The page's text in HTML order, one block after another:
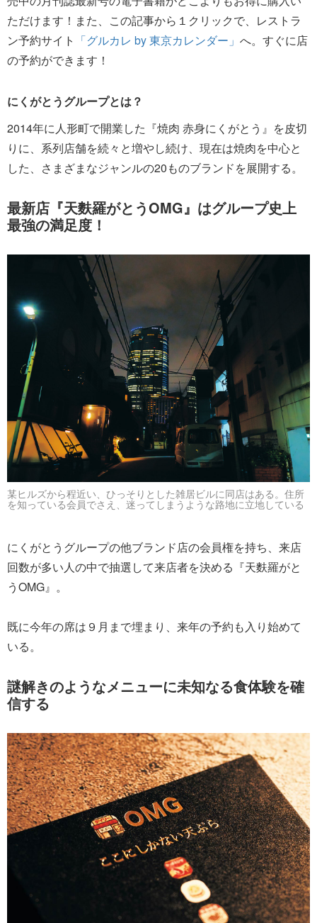
ただけます！また、この記事から１クリックで、レストラ
ン予約サイト 「グルカレ by 東京カレンダー」 へ。すぐに店
の予約ができます！
にくがとうグループとは？
2014年に人形町で開業した『焼肉 赤身にくがとう』を皮切
りに、系列店舗を続々と増やし続け、現在は焼肉を中心と
した、さまざまなジャンルの20ものブランドを展開する。
最新店『天麩羅がとうOMG』はグループ史上
最強の満足度！
某ヒルズから程近い、ひっそりとした雑居ビルに同店はある。住所
を知っている会員でさえ、迷ってしまうような路地に立地している
にくがとうグループの他ブランド店の会員権を持ち、来店
回数が多い人の中で抽選して来店者を決める『天麩羅がと
うOMG』。
既に今年の席は９月まで埋まり、来年の予約も入り始めて
いる。
謎解きのようなメニューに未知なる食体験を確
信する